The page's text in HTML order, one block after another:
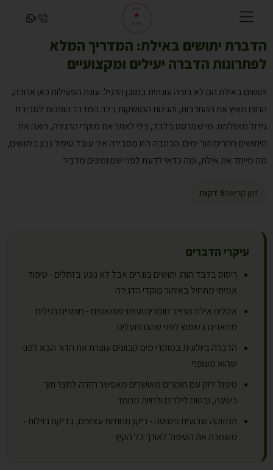
הדברת יתושים באילת: המדריך המלא
לפתרונות הדברה יעילים ומקצועיים
יתושים באילת הם לא בעיה עונתית במובן הרגיל. עונת הפעילות כאן ארוכה,
החום מאיץ את ההתרבות, והגינות המושקות בלב המדבר הופכות לסביבת
גידול מושלמת. מי שמרסס בלבד, בלי לאתר את מוקדי הדגירה, רואה את
היתושים חוזרים תוך ימים. הכתבה הזו מסבירה איך עובד טיפול נכון ביתושים,
מה מייחד את אילת, ומה כדאי לדעת לפני שמזמינים מדביר.
זמן קריאה5 דקות
עיקרי הדברים
ריסוס בלבד הורג יתושים בוגרים אבל לא נוגע בזחלים - טיפול
אמיתי מתחיל באיתור מוקדי הדגירה
אקלים אילת מחייב חומרים ועיתוי מותאמים - חומרים רגילים
מתאדים בשמש לפני שהם פועלים
הדברה ביולוגית במוקדי מים קבועים עוצרת את הדור הבא לפני
שהוא מעופף
טיפול ירוק עם חומרים מאושרים מאפשר חזרה לחצר תוך
כשעה, ובטוח לילדים ולחיות מחמד
תחזוקה שבועית פשוטה - ריקון תחתיות עציצים, בדיקת נזילות -
משמרת את הטיפול לאורך כל הקיץ